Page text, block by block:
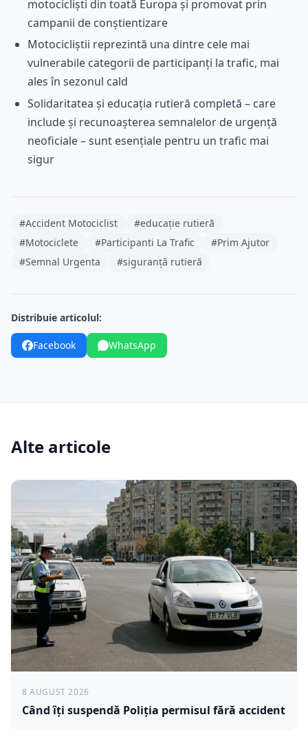
motocicliști din toată Europa și promovat prin
campanii de conștientizare
Motocicliștii reprezintă una dintre cele mai
vulnerabile categorii de participanți la trafic, mai
ales în sezonul cald
Solidaritatea și educația rutieră completă – care
include și recunoașterea semnalelor de urgență
neoficiale – sunt esențiale pentru un trafic mai
sigur
#Accident Motociclist
#educație rutieră
#Motociclete
#Participanti La Trafic
#Prim Ajutor
#Semnal Urgenta
#siguranță rutieră
Distribuie articolul:
Facebook WhatsApp
Alte articole
8 AUGUST 2026
Când îți suspendă Poliția permisul fără accident